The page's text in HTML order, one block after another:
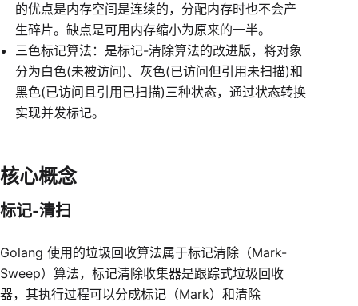
的优点是内存空间是连续的，分配内存时也不会产
生碎片。缺点是可用内存缩小为原来的一半。
三色标记算法：是标记-清除算法的改进版，将对象
分为白色(未被访问)、灰色(已访问但引用未扫描)和
黑色(已访问且引用已扫描)三种状态，通过状态转换
实现并发标记。
核心概念
标记-清扫
Golang 使用的垃圾回收算法属于标记清除（Mark-
Sweep）算法，标记清除收集器是跟踪式垃圾回收
器，其执行过程可以分成标记（Mark）和清除